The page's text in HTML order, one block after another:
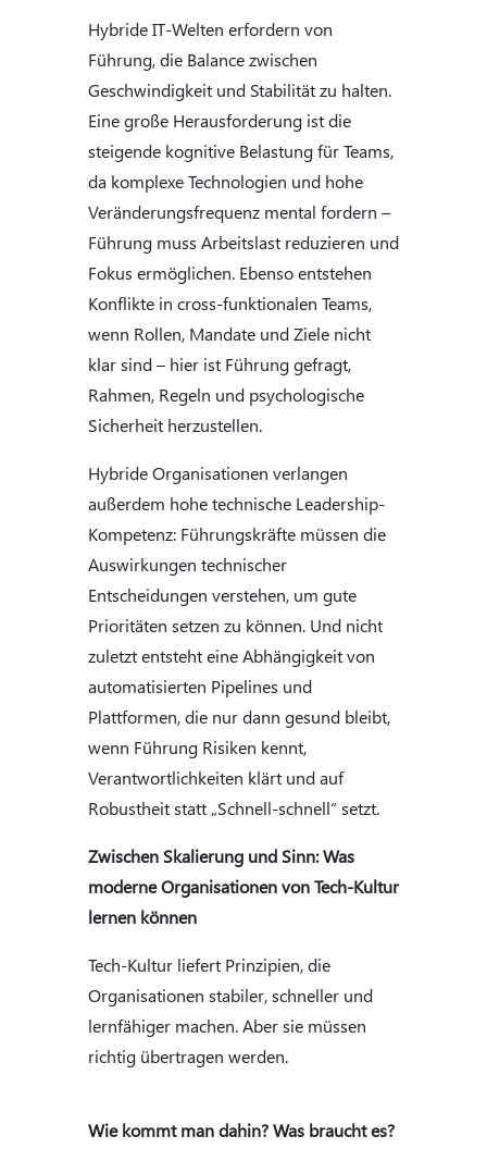
Hybride IT-Welten erfordern von
Führung, die Balance zwischen
Geschwindigkeit und Stabilität zu halten.
Eine große Herausforderung ist die
steigende kognitive Belastung für Teams,
da komplexe Technologien und hohe
Veränderungsfrequenz mental fordern –
Führung muss Arbeitslast reduzieren und
Fokus ermöglichen. Ebenso entstehen
Konflikte in cross-funktionalen Teams,
wenn Rollen, Mandate und Ziele nicht
klar sind – hier ist Führung gefragt,
Rahmen, Regeln und psychologische
Sicherheit herzustellen.
Hybride Organisationen verlangen
außerdem hohe technische Leadership-
Kompetenz: Führungskräfte müssen die
Auswirkungen technischer
Entscheidungen verstehen, um gute
Prioritäten setzen zu können. Und nicht
zuletzt entsteht eine Abhängigkeit von
automatisierten Pipelines und
Plattformen, die nur dann gesund bleibt,
wenn Führung Risiken kennt,
Verantwortlichkeiten klärt und auf
Robustheit statt „Schnell-schnell“ setzt.
Zwischen Skalierung und Sinn: Was
moderne Organisationen von Tech-Kultur
lernen können
Tech-Kultur liefert Prinzipien, die
Organisationen stabiler, schneller und
lernfähiger machen. Aber sie müssen
richtig übertragen werden.
Wie kommt man dahin? Was braucht es?